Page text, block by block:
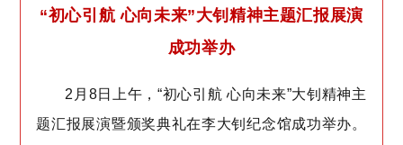
“初心引航 心向未来”大钊精神主题汇报展演
成功举办
2月8日上午，“初心引航 心向未来”大钊精神主
题汇报展演暨颁奖典礼在李大钊纪念馆成功举办。